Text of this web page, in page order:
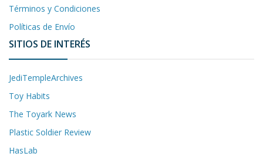
Términos y Condiciones
Políticas de Envío
SITIOS DE INTERÉS
JediTempleArchives
Toy Habits
The Toyark News
Plastic Soldier Review
HasLab